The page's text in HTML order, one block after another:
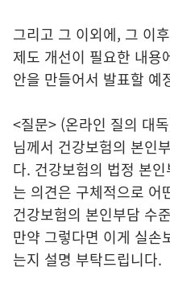
그리고 그 이외에, 그 이
제도 개선이 필요한 내용
안을 만들어서 발표할 예
<질문> (온라인 질의 대
님께서 건강보험의 본인
다. 건강보험의 법정 본
는 의견은 구체적으로 어
건강보험의 본인부담 수
만약 그렇다면 이게 실손
는지 설명 부탁드립니다.